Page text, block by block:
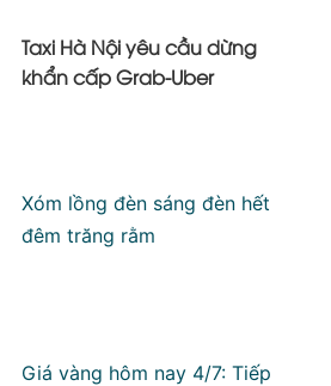
Taxi Hà Nội yêu cầu dừng
khẩn cấp Grab-Uber
Xóm lồng đèn sáng đèn hết
đêm trăng rằm
Giá vàng hôm nay 4/7: Tiếp